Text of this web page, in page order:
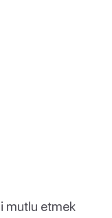
mutlu etmek